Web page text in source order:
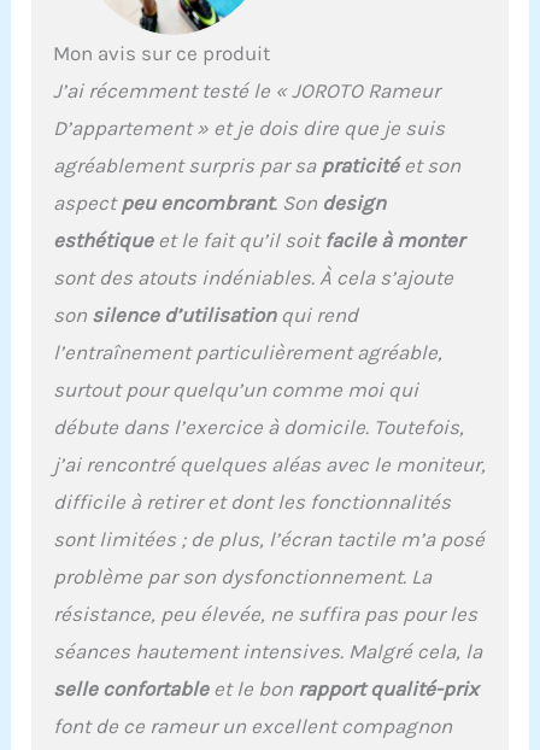
MAGNÉTIQUE】Le JR40 est doté d'un bouton
rotatif facile à utiliser qui vous permet de
choisir parmi huit niveaux de résistance
magnétique différents. Vous pouvez ainsi
adapter l'intensité de l'entraînement en
fonction de vos objectifs de fitness et de vos
préférences. 【ASSISTANT DE FITNESS
INTELLIGENT】Le JR40 est équipé d'une
interface de données simple et d'un écran
clair qui affiche les données d'entraînement
importantes telles que
vous permet de suivre efficacement les
progrès de votre entraînement. Vous pouvez
KINOMAP APP via Bluetooth pour accéder à
une large gamme de programmes
d'entraînement plus intenses. 【SUPPORT
JOROTO】JOROTO offre une garantie d'un an
gratuites peuvent être offertes pendant la
garantie. L'équipe fantastique de soutien à la
clientèle offre un service 100% satisfait en 24
heures. Ne vous inquiétez pas si vous
rencontrez le moindre problème avec la
machine.
Mon avis sur ce produit
J’ai récemment testé le « JOROTO Rameur
D’appartement » et je dois dire que je suis
agréablement surpris par sa praticitéet son
aspectpeu encombrant. Son design
esthétiqueet le fait qu’il soit facile à monter
sont des atouts indéniables. À cela s’ajoute
son silence d’utilisationqui rend
l’entraînement particulièrement agréable,
surtout pour quelqu’un comme moi qui
débute dans l’exercice à domicile. Toutefois,
j’ai rencontré quelques aléas avec le moniteur,
difficile à retirer et dont les fonctionnalités
sont limitées ; de plus, l’écran tactile m’a posé
problème par son dysfonctionnement. La
résistance, peu élevée, ne suffira pas pour les
séances hautement intensives. Malgré cela, la
selle confortableet le bon rapport qualité-prix
font de ce rameur un excellent compagnon